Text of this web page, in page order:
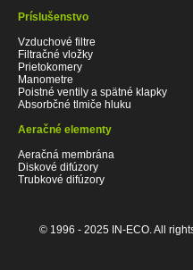
Príslušenstvo
Vzduchové filtre
Filtračné vložky
Prietokomery
Manometre
Poistné ventily a spätné klapky
Absorbčné tlmiče hluku
Aeračné elementy
Aeračná membrána
Diskové difúzory
Trubkové difúzory
© 1996 - 2025 IN-ECO. All